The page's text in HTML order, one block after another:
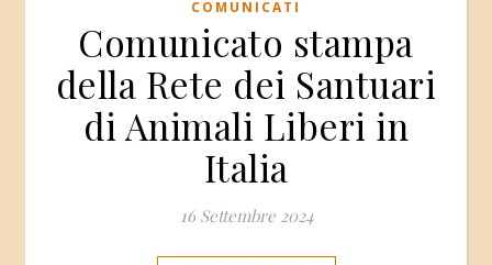
COMUNICATI
Comunicato stampa
della Rete dei Santuari
di Animali Liberi in
Italia
16 Settembre 2024